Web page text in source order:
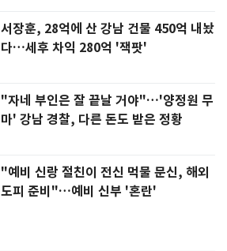
서장훈, 28억에 산 강남 건물 450억 내놨
다…세후 차익 280억 '잭팟'
"자네 부인은 잘 끝날 거야"…'양정원 무
마' 강남 경찰, 다른 돈도 받은 정황
"예비 신랑 절친이 전신 먹물 문신, 해외
도피 준비"…예비 신부 '혼란'